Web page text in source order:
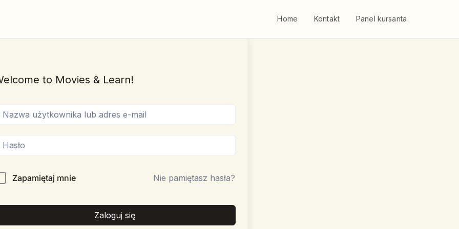
Home Kontakt Panel kursanta
to Movies & Learn!
Zapamiętaj mnie Nie pamiętasz hasła?
Zaloguj się